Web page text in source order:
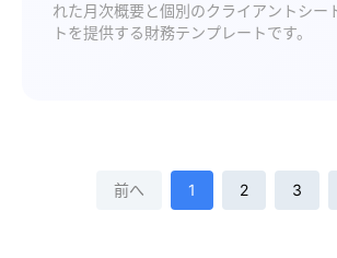
れた月次概要と個別のクライアントシー
トを提供する財務テンプレートです。
前へ 1 2 3